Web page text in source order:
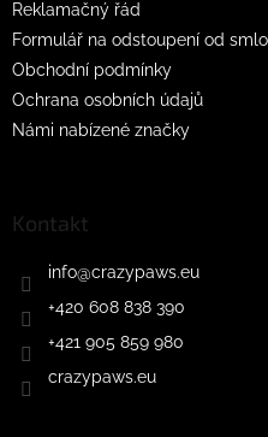
Reklamačný řád
Formulář na odstoupení od
Obchodní podmínky
Ochrana osobních údajů
Námi nabízené značky
Kontakt
info@crazypaws.eu
+420 608 838 390
+421 905 859 980
crazypaws.eu